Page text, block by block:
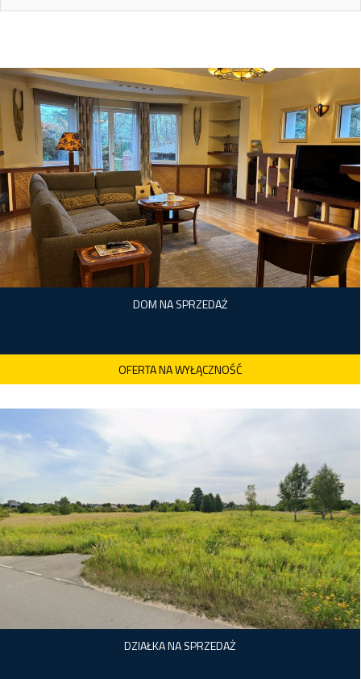
DOM NA SPRZEDAŻ
OFERTA NA WYŁĄCZNOŚĆ
360,00 m
12 500,00 zł
DZIAŁKA NA SPRZEDAŻ